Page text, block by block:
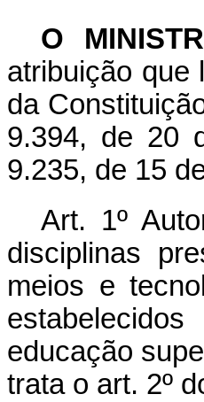
O
atribuição que
da
9.394, de 20
9.235, de 15
Art. 1º
disciplinas
meios e
educação
trata o art. 2º